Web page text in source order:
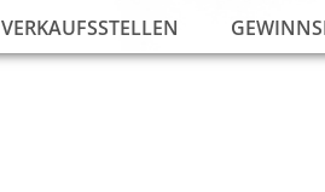
VERKAUFSSTELLEN